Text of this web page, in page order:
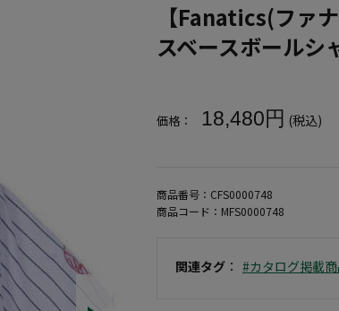
【Fanatics(ファ
スベースボールシ
価格： 18,480円 (税込)
商品番号： CFS0000748
商品コード： MFS0000748
関連タグ ： #カタログ掲載